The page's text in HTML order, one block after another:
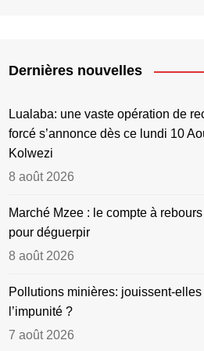
Dernières nouvelles
Lualaba: une vaste opération de
forcé s’annonce dès ce lundi 10
Kolwezi
8 août 2026
Marché Mzee : le compte à
pour déguerpir
8 août 2026
Pollutions minières: jouissent-elles
l’impunité ?
7 août 2026